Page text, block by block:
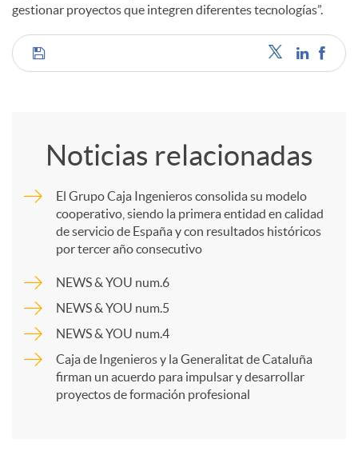
gestionar proyectos que integren diferentes tecnologías”.
C
a
r
Noticias relacionadas
El Grupo Caja Ingenieros consolida su modelo
cooperativo, siendo la primera entidad en calidad
de servicio de España y con resultados históricos
por tercer año consecutivo
NEWS & YOU num.6
NEWS & YOU num.5
NEWS & YOU num.4
Caja de Ingenieros y la Generalitat de Cataluña
firman un acuerdo para impulsar y desarrollar
proyectos de formación profesional